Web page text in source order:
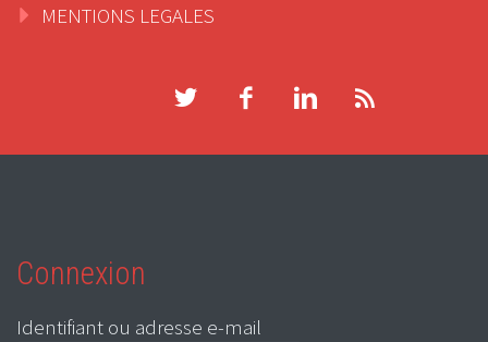
MENTIONS LEGALES
Connexion
Identifiant ou adresse e-mail